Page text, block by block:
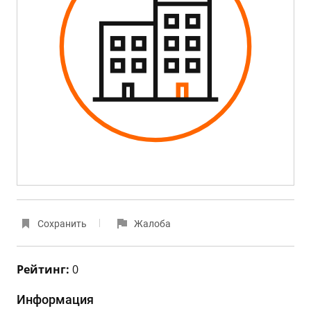
Сохранить Жалоба
Рейтинг: 0
Информация